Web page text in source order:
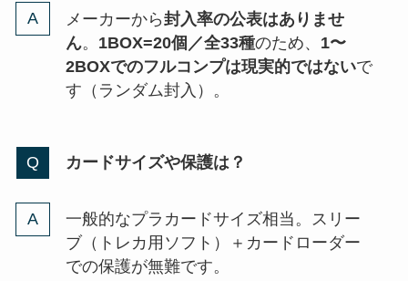
メーカーから封入率の公表はありませ
ん。 1BOX=20個／全33種のため、 1〜
2BOXでのフルコンプは現実的ではないで
す（ランダム封入）。
カードサイズや保護は？
一般的なプラカードサイズ相当。スリー
ブ（トレカ用ソフト）＋カードローダー
での保護が無難です。